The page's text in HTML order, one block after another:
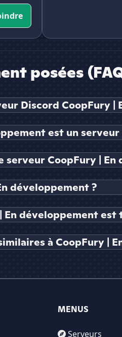
posées
Discord CoopFury |
est un
serveur CoopFury | En
développement ?
développement est
à CoopFury |
MENUS
Serveurs